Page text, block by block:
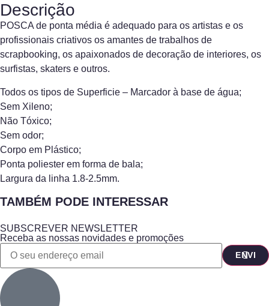
Descrição
POSCA de ponta média é adequado para os artistas e os
profissionais criativos os amantes de trabalhos de
scrapbooking, os apaixonados de decoração de interiores, os
surfistas, skaters e outros.
Todos os tipos de Superficie – Marcador à base de água;
Sem Xileno;
Não Tóxico;
Sem odor;
Corpo em Plástico;
Ponta poliester em forma de bala;
Largura da linha 1.8-2.5mm.
TAMBÉM PODE INTERESSAR
SUBSCREVER NEWSLETTER
Receba as nossas novidades e promoções